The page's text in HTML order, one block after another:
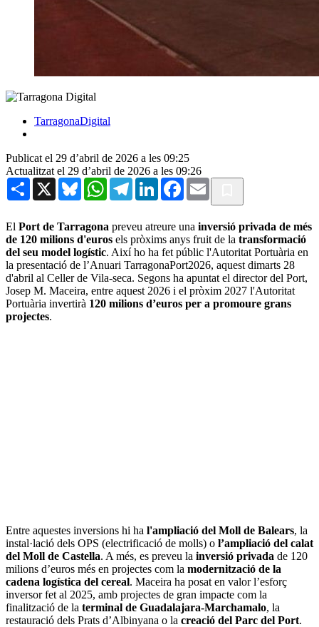
TarragonaDigital
Publicat el 29 d’abril de 2026 a les 09:25
Actualitzat el 29 d’abril de 2026 a les 09:26
Share X BlueskyWhatsAppTelegramLinkedInFacebook
Email
El Port de Tarragona preveu atreure una inversió privada de més
de 120 milions d'euros els pròxims anys fruit de la transformació
del seu model logístic. Així ho ha fet públic l'Autoritat Portuària en
la presentació de l’Anuari TarragonaPort2026, aquest dimarts 28
d'abril al Celler de Vila-seca. Segons ha apuntat el director del Port,
Josep M. Maceira, entre aquest 2026 i el pròxim 2027 l'Autoritat
Portuària invertirà 120 milions d’euros per a promoure grans
projectes.
Entre aquestes inversions hi ha l'ampliació del Moll de Balears, la
instal·lació dels OPS (electrificació de molls) o l’ampliació del calat
del Moll de Castella. A més, es preveu la inversió privada de 120
milions d’euros més en projectes com la modernització de la
cadena logística del cereal. Maceira ha posat en valor l’esforç
inversor fet al 2025, amb projectes de gran impacte com la
finalització de la terminal de Guadalajara-Marchamalo, la
restauració dels Prats d’Albinyana o la creació del Parc del Port.